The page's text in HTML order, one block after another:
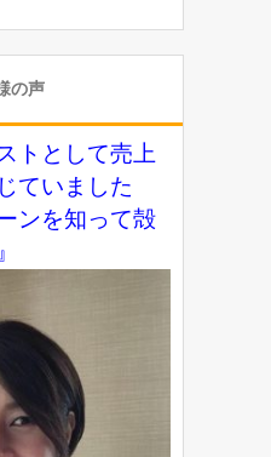
の声
トとして売上
ていました
ンを知って殻